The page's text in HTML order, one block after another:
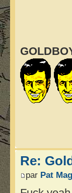
Re:
par Pat